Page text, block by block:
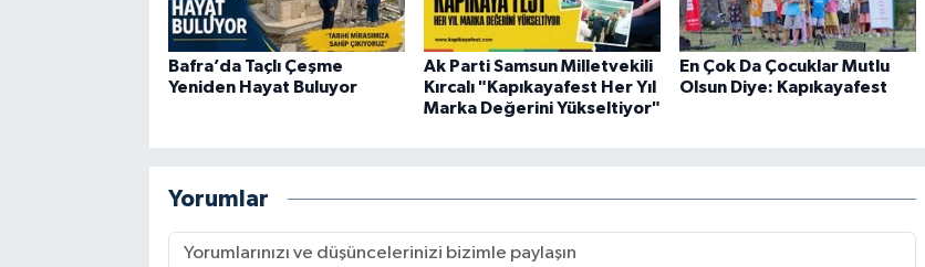
Bafra’da Taçlı Çeşme
Yeniden Hayat Buluyor
Ak Parti Samsun Milletvekili
Kırcalı "Kapıkayafest Her Yıl
Marka Değerini Yükseltiyor"
En Çok Da Çocuklar Mutlu
Olsun Diye: Kapıkayafest
Yorumlar